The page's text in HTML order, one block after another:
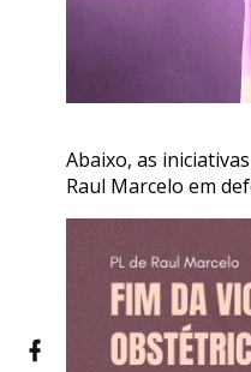
Abaixo, as
Raul Marcelo em